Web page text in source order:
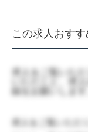
この求人おす
求人をご覧いた
録をお願いします
求人をご覧いただ